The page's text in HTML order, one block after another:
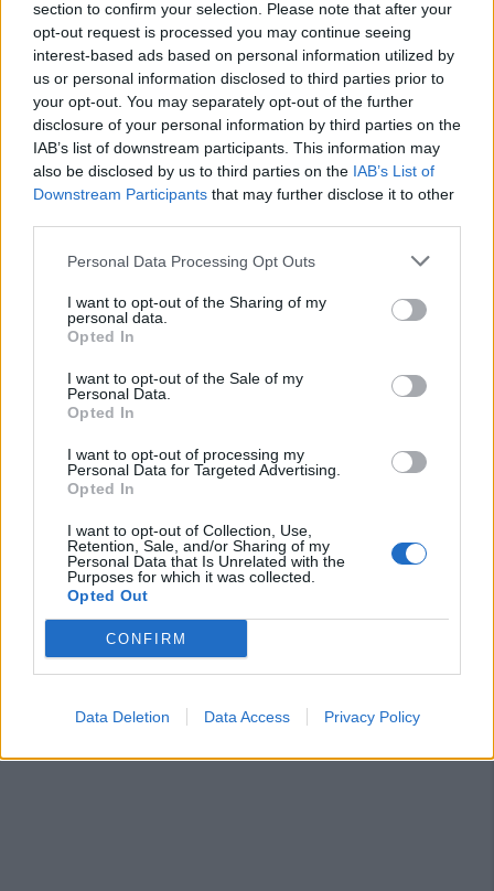
section to confirm your selection. Please note that after your
opt-out request is processed you may continue seeing
interest-based ads based on personal information utilized by
us or personal information disclosed to third parties prior to
your opt-out. You may separately opt-out of the further
disclosure of your personal information by third parties on the
IAB’s list of downstream participants. This information may
also be disclosed by us to third parties on the IAB’s List of
Downstream Participants that may further disclose it to other
Personal Data Processing Opt Outs
I want to opt-out of the Sharing of my
personal data.
Opted In
I want to opt-out of the Sale of my
Personal Data.
Opted In
I want to opt-out of processing my
Personal Data for Targeted Advertising.
Opted In
I want to opt-out of Collection, Use,
Retention, Sale, and/or Sharing of my
Personal Data that Is Unrelated with the
Purposes for which it was collected.
Opted Out
CONFIRM
Data Deletion Data Access Privacy Policy
L'Iglesias si rinforza con Papa Seck e
Diawara, al Bonorva il difensore Balbo
1 Ago 2026
Colpo del Tortolì: arriva il centrocampista
figlio d'arte Bruno Conti
1 Ago 2026
l'Antiochense va in Promozione, Golfo
Aranci e La Salle salgono in Prima
31 Lug 2026
assuma le responsabilità»
31 Lug 2026
Il Carbonia non si iscrive, Meloni:
«Impossibilitati nel far fronte alle vertenze